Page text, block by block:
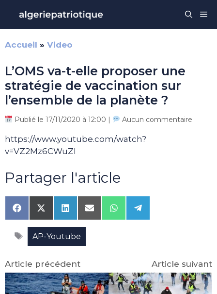
contenu
Accueil » Video
L’OMS va-t-elle proposer une
stratégie de vaccination sur
l’ensemble de la planète ?
Publié le 17/11/2020 à 12:00 | Aucun commentaire
https://www.youtube.com/watch?
v=VZ2Mz6CWuZI
Partager l'article
Share
on
Facebook
Share
on
X
(Twitter)
Share
on
LinkedIn
Share
on
Share
on
Share
on
Étiquettes
AP-Youtube
Article précédent Article suivant